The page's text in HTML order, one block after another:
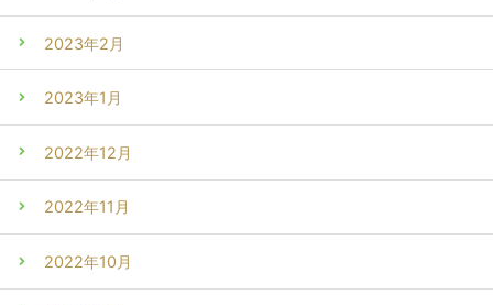
2023年2月
2023年1月
2022年12月
2022年11月
2022年10月